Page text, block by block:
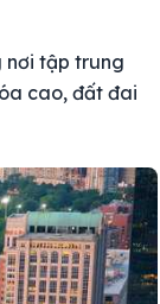
nơi tập trung
cao, đất đai